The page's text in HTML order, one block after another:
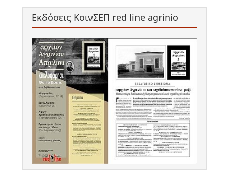
Εκδόσεις ΚοινΣΕΠ red line agrinio